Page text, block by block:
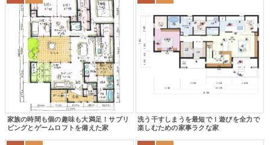
家族の時間も個の趣味も大満足！サブリ
ビングとゲームロフトを備えた家
洗う干すしまうを最短で！遊びを全力で
楽しむための家事ラクな家